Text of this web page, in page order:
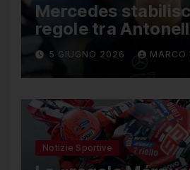
Mercedes
regole tra
5 GIUGNO 2026 MARCO
Notizie Sportive